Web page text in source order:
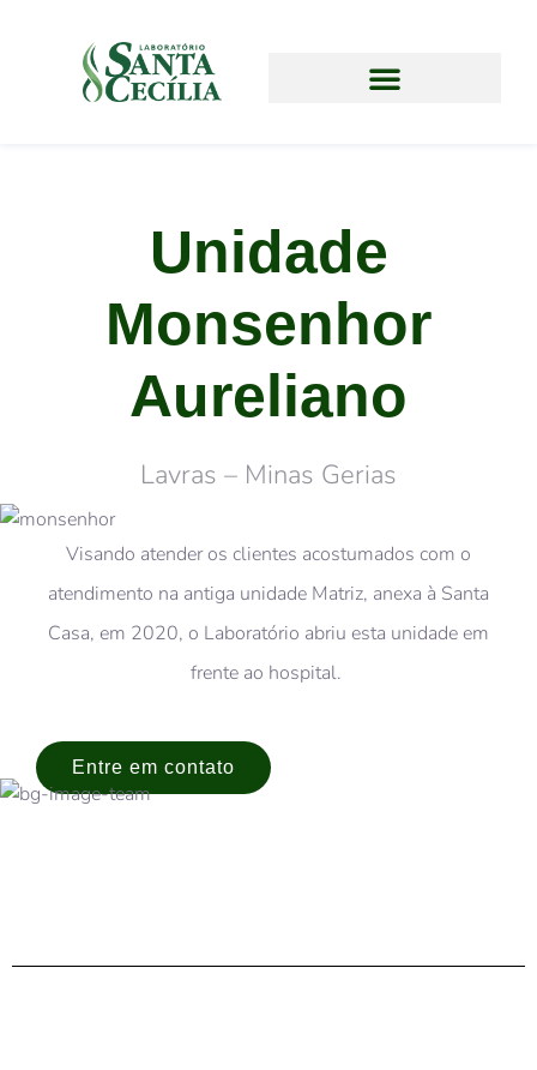
Unidade
Monsenhor
Aureliano
Lavras – Minas Gerias
Visando atender os clientes acostumados com o
atendimento na antiga unidade Matriz, anexa à Santa
Casa, em 2020, o Laboratório abriu esta unidade em
frente ao hospital.
Entre em contato